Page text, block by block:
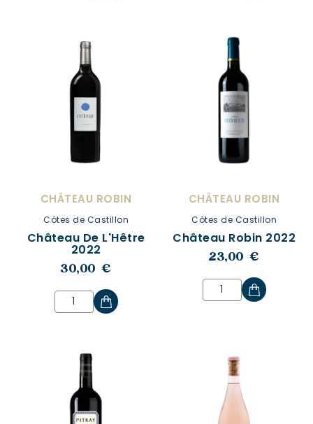
CHÂTEAU ROBIN
Côtes de Castillon
Château De L'Hêtre
2022
30,00 €
CHÂTEAU ROBIN
Côtes de Castillon
Château Robin 2022
23,00 €